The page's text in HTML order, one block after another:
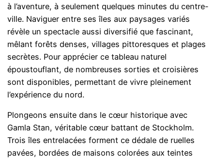
à l’aventure, à seulement quelques minutes du centre-
ville. Naviguer entre ses îles aux paysages variés
révèle un spectacle aussi diversifié que fascinant,
mêlant forêts denses, villages pittoresques et plages
secrètes. Pour apprécier ce tableau naturel
époustouflant, de nombreuses sorties et croisières
sont disponibles, permettant de vivre pleinement
l’expérience du nord.
Plongeons ensuite dans le cœur historique avec
Gamla Stan, véritable cœur battant de Stockholm.
Trois îles entrelacées forment ce dédale de ruelles
pavées, bordées de maisons colorées aux teintes